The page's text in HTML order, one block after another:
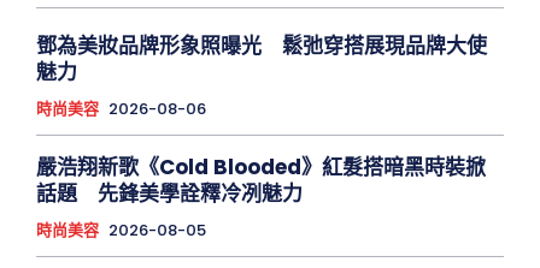
鄧為美妝品牌形象照曝光 鬆弛穿搭展現品牌大使
魅力
時尚美容 2026-08-06
嚴浩翔新歌《Cold Blooded》紅髮搭暗黑時裝掀
話題 先鋒美學詮釋冷冽魅力
時尚美容 2026-08-05